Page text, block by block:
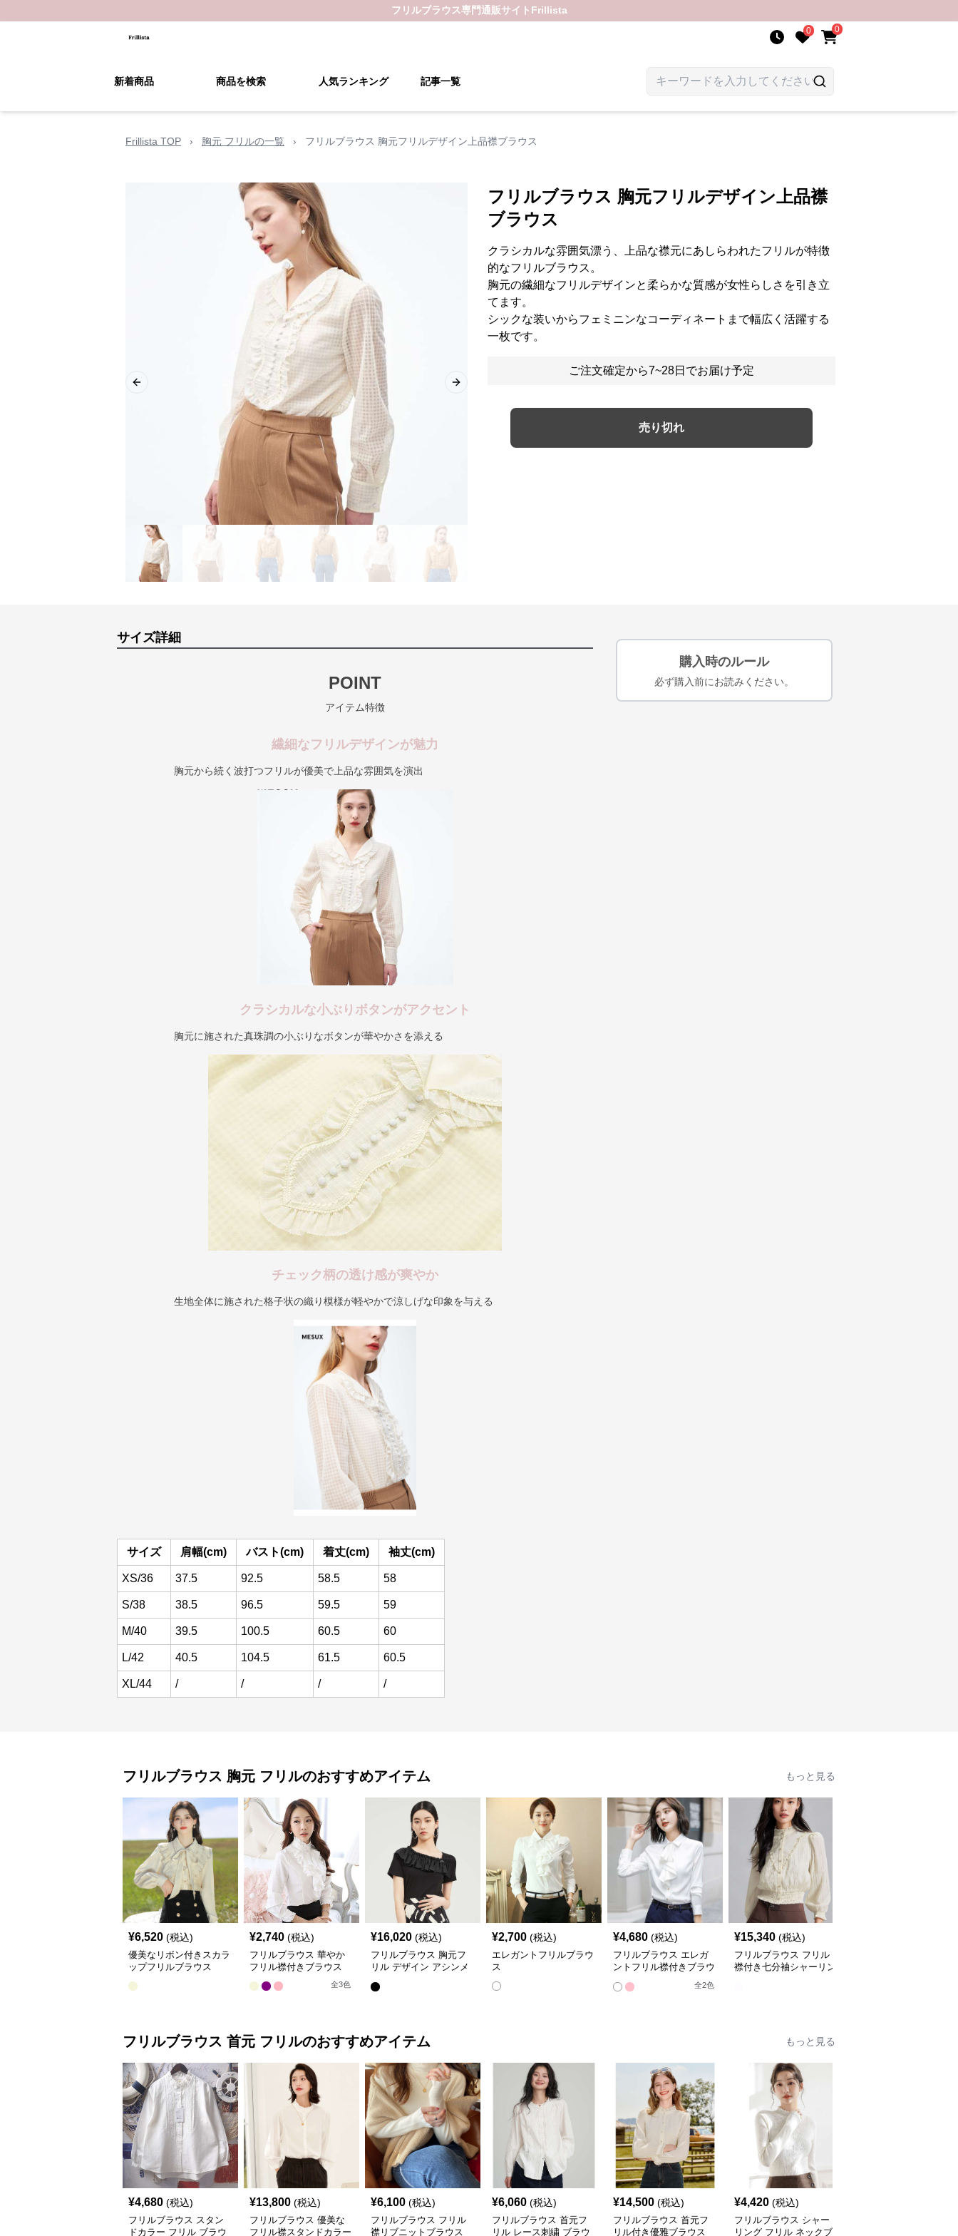
フリルブラウス専門通販サイト Frillista
0 0
新着商品 商品を検索 人気ランキング 記事一覧
Frillista TOP › 胸元 フリルの一覧 › フリルブラウス 胸元フリルデザイン上品襟ブラウス
Previous slide Next slide
フリルブラウス 胸元フリルデザイン上品襟
ブラウス
クラシカルな雰囲気漂う、上品な襟元にあしらわれたフリルが特徴
的なフリルブラウス。
胸元の繊細なフリルデザインと柔らかな質感が女性らしさを引き立
てます。
シックな装いからフェミニンなコーディネートまで幅広く活躍する
一枚です。
ご注文確定から7~28日でお届け予定
売り切れ
サイズ詳細
POINT
アイテム特徴
繊細なフリルデザインが魅力
胸元から続く波打つフリルが優美で上品な雰囲気を演出
クラシカルな小ぶりボタンがアクセント
胸元に施された真珠調の小ぶりなボタンが華やかさを添える
チェック柄の透け感が爽やか
生地全体に施された格子状の織り模様が軽やかで涼しげな印象を与える
サイズ 肩幅(cm) バスト(cm) 着丈(cm) 袖丈(cm)
XS/36 37.5 92.5 58.5 58
S/38 38.5 96.5 59.5 59
M/40 39.5 100.5 60.5 60
L/42 40.5 104.5 61.5 60.5
XL/44 / / / /
購入時のルール
必ず購入前にお読みください。
フリルブラウス 胸元 フリルのおすすめアイテム もっと見る
¥6,520 (税込)
優美なリボン付きスカラ
ップフリルブラウス
¥2,740 (税込)
フリルブラウス 華やか
フリル襟付きブラウス
全3色
¥16,020 (税込)
フリルブラウス 胸元フ
リル デザイン アシンメ
¥2,700 (税込)
エレガントフリルブラウ
ス
¥4,680 (税込)
フリルブラウス エレガ
ントフリル襟付きブラウ
全2色
¥15,340 (税込)
フリルブラウス フリル
襟付き七分袖シャーリン
フリルブラウス 首元 フリルのおすすめアイテム もっと見る
¥4,680 (税込)
フリルブラウス スタン
ドカラー フリル ブラウ
¥13,800 (税込)
フリルブラウス 優美な
フリル襟スタンドカラー
¥6,100 (税込)
フリルブラウス フリル
襟リブニットブラウス
¥6,060 (税込)
フリルブラウス 首元フ
リル レース刺繍 ブラウ
¥14,500 (税込)
フリルブラウス 首元フ
リル付き優雅ブラウス
¥4,420 (税込)
フリルブラウス シャー
リング フリル ネックブ